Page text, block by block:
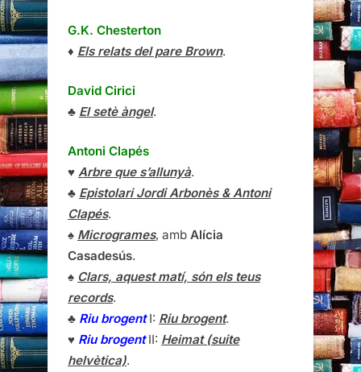
G.K. Chesterton
♦ Els relats del pare Brown.
David Cirici
♣ El setè àngel.
Antoni Clapés
♥ Arbre que s’allunyà.
♣ Epistolari Jordi Arbonès & Antoni
Clapés.
♠ Microgrames, amb Alícia
Casadesús.
♠ Clars, aquest matí, són els teus
records.
♣ Riu brogentI: Riu brogent.
♥ Riu brogentII: Heimat (suite
helvètica).